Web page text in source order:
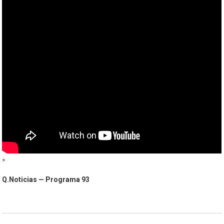
*
Q.Noticias — Programa 93